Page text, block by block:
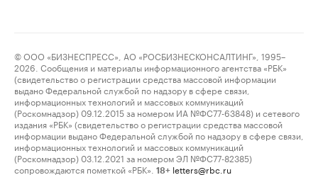
© ООО «БИЗНЕСПРЕСС», АО «РОСБИЗНЕСКОНСАЛТИНГ», 1995–
2026. Сообщения и материалы информационного агентства «РБК»
(свидетельство о регистрации средства массовой информации
выдано Федеральной службой по надзору в сфере связи,
информационных технологий и массовых коммуникаций
(Роскомнадзор) 09.12.2015 за номером ИА №ФС77-63848) и сетевого
издания «РБК» (свидетельство о регистрации средства массовой
информации выдано Федеральной службой по надзору в сфере связи,
информационных технологий и массовых коммуникаций
(Роскомнадзор) 03.12.2021 за номером ЭЛ №ФС77-82385)
сопровождаются пометкой «РБК».
18+ letters@rbc.ru